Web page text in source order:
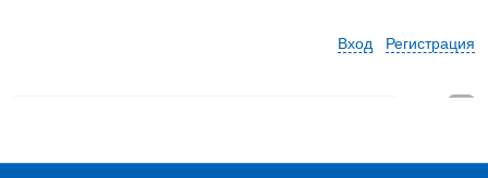
Вход Регистрация